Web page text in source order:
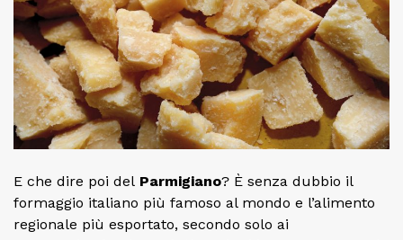
E che dire poi del Parmigiano? È senza dubbio il
formaggio italiano più famoso al mondo e l’alimento
regionale più esportato, secondo solo ai